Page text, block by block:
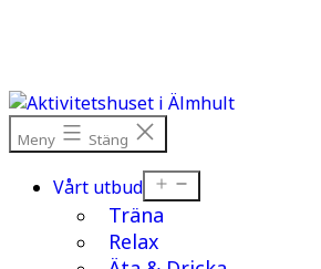
Meny Stäng
Vårt utbud
meny
Träna
Relax